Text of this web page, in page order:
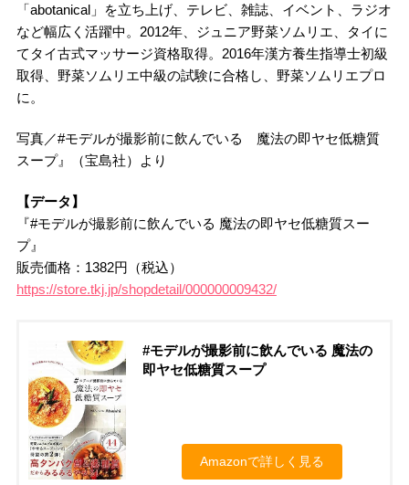
「abotanical」を立ち上げ、テレビ、雑誌、イベント、ラジオ
など幅広く活躍中。2012年、ジュニア野菜ソムリエ、タイに
てタイ古式マッサージ資格取得。2016年漢方養生指導士初級
取得、野菜ソムリエ中級の試験に合格し、野菜ソムリエプロ
に。
写真／#モデルが撮影前に飲んでいる 魔法の即ヤセ低糖質
スープ』（宝島社）より
【データ】
『#モデルが撮影前に飲んでいる 魔法の即ヤセ低糖質スー
プ』
販売価格：1382円（税込）
https://store.tkj.jp/shopdetail/000000009432/
#モデルが撮影前に飲んでいる 魔法の
即ヤセ低糖質スープ
Amazonで詳しく見る